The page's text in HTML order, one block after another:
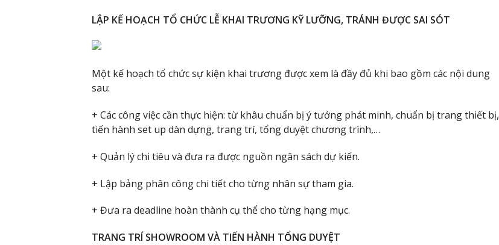
LẬP KẾ HOẠCH TỔ CHỨC LỄ KHAI TRƯƠNG KỸ LƯỠNG, TRÁNH ĐƯỢC SAI SÓT
Một kế hoạch tổ chức sự kiện khai trương được xem là đầy đủ khi bao gồm các nội dung
sau:
+ Các công việc cần thực hiện: từ khâu chuẩn bị ý tưởng phát minh, chuẩn bị trang thiết bị,
tiến hành set up dàn dựng, trang trí, tổng duyệt chương trình,…
+ Quản lý chi tiêu và đưa ra được nguồn ngân sách dự kiến.
+ Lập bảng phân công chi tiết cho từng nhân sự tham gia.
+ Đưa ra deadline hoàn thành cụ thể cho từng hạng mục.
TRANG TRÍ SHOWROOM VÀ TIẾN HÀNH TỔNG DUYỆT